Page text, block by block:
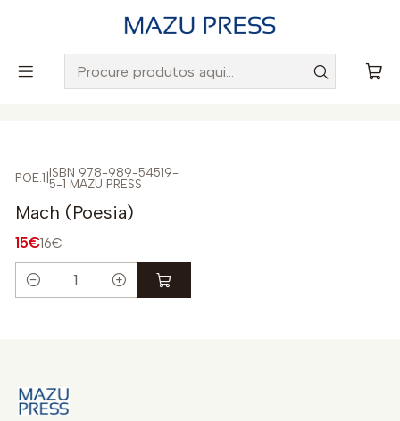
Envio gratuito para Portugal em encomendas superiores a
Início Catálogo Poesia
POE.1 ISBN 978-989-54519-
5-1 MAZU PRESS
Mach (Poesia)
15€16€
Quantidade